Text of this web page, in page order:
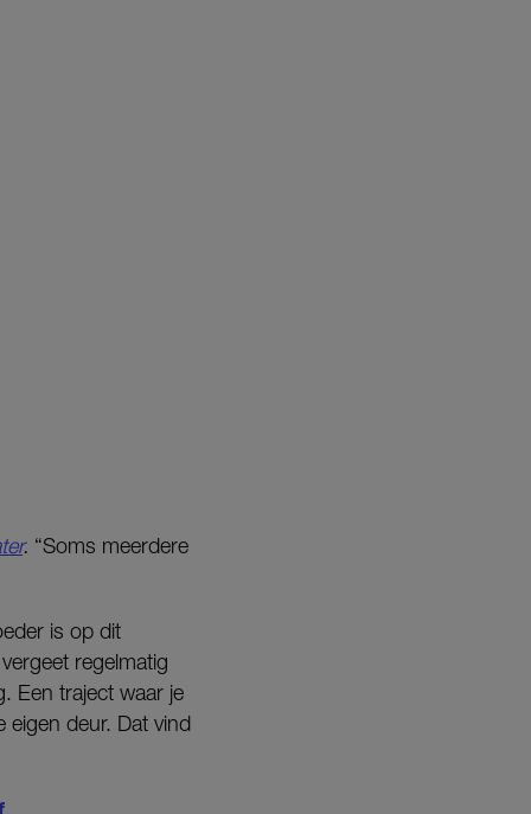
. “Soms meerdere
is op dit
regelmatig
Een traject waar je
eigen deur. Dat vind